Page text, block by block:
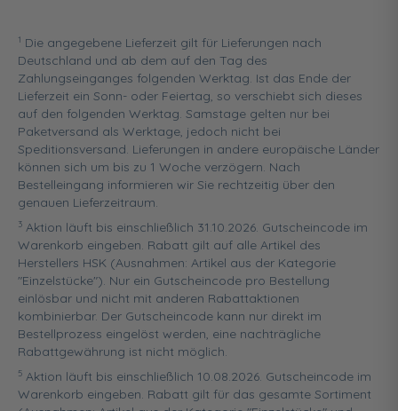
1 Die angegebene Lieferzeit gilt für Lieferungen nach
Deutschland und ab dem auf den Tag des
Zahlungseinganges folgenden Werktag. Ist das Ende der
Lieferzeit ein Sonn- oder Feiertag, so verschiebt sich dieses
auf den folgenden Werktag. Samstage gelten nur bei
Paketversand als Werktage, jedoch nicht bei
Speditionsversand. Lieferungen in andere europäische Länder
können sich um bis zu 1 Woche verzögern. Nach
Bestelleingang informieren wir Sie rechtzeitig über den
genauen Lieferzeitraum.
3 Aktion läuft bis einschließlich 31.10.2026. Gutscheincode im
Warenkorb eingeben. Rabatt gilt auf alle Artikel des
Herstellers HSK (Ausnahmen: Artikel aus der Kategorie
"Einzelstücke"). Nur ein Gutscheincode pro Bestellung
einlösbar und nicht mit anderen Rabattaktionen
kombinierbar. Der Gutscheincode kann nur direkt im
Bestellprozess eingelöst werden, eine nachträgliche
Rabattgewährung ist nicht möglich.
5 Aktion läuft bis einschließlich 10.08.2026. Gutscheincode im
Warenkorb eingeben. Rabatt gilt für das gesamte Sortiment